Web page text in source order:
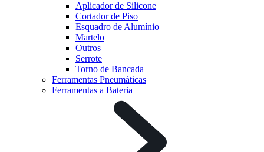
Aplicador de Silicone
Cortador de Piso
Esquadro de Alumínio
Martelo
Outros
Serrote
Torno de Bancada
Ferramentas Pneumáticas
Ferramentas a Bateria